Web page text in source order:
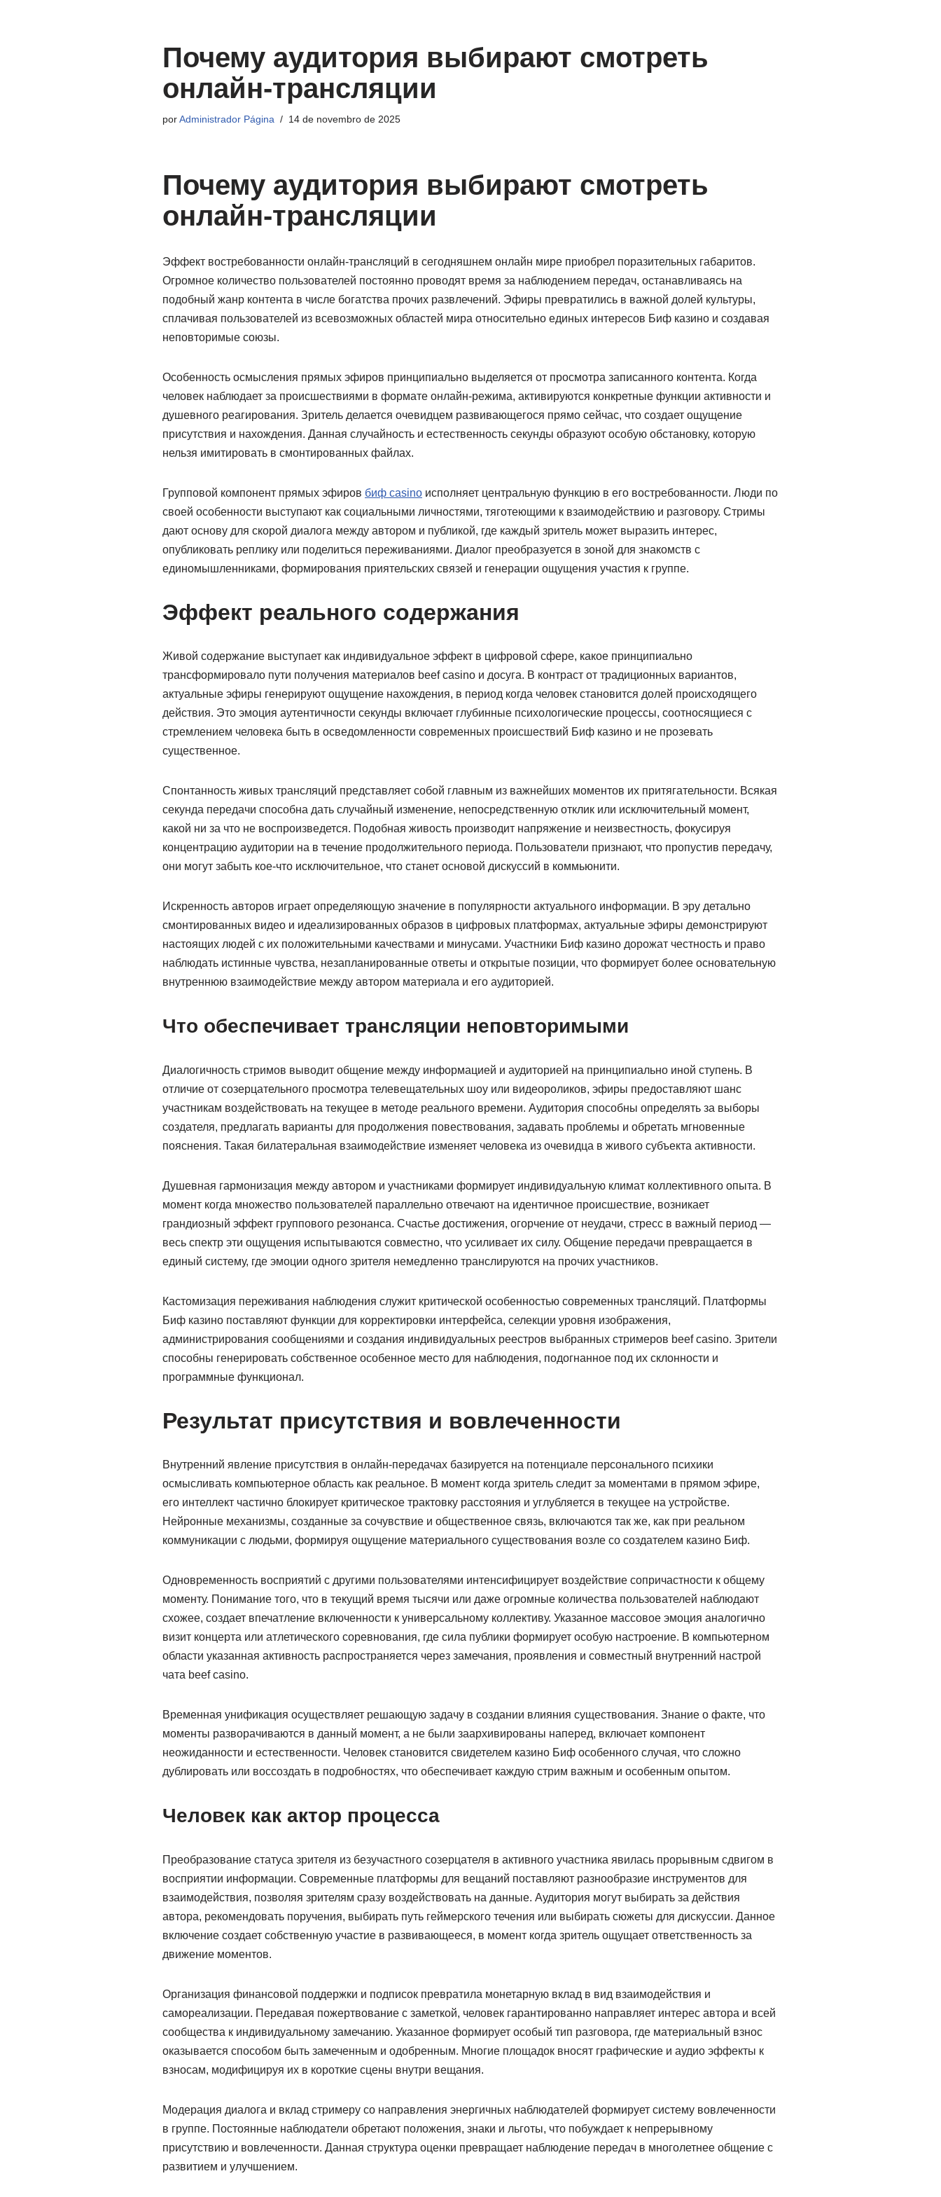
Почему аудитория выбирают смотреть
онлайн-трансляции
porAdministrador Página 14 de novembro de 2025
Почему аудитория выбирают смотреть
онлайн-трансляции
Эффект востребованности онлайн-трансляций в сегодняшнем онлайн мире приобрел поразительных габаритов.
Огромное количество пользователей постоянно проводят время за наблюдением передач, останавливаясь на
подобный жанр контента в числе богатства прочих развлечений. Эфиры превратились в важной долей культуры,
сплачивая пользователей из всевозможных областей мира относительно единых интересов Биф казино и создавая
неповторимые союзы.
Особенность осмысления прямых эфиров принципиально выделяется от просмотра записанного контента. Когда
человек наблюдает за происшествиями в формате онлайн-режима, активируются конкретные функции активности и
душевного реагирования. Зритель делается очевидцем развивающегося прямо сейчас, что создает ощущение
присутствия и нахождения. Данная случайность и естественность секунды образуют особую обстановку, которую
нельзя имитировать в смонтированных файлах.
Групповой компонент прямых эфиров биф casino исполняет центральную функцию в его востребованности. Люди по
своей особенности выступают как социальными личностями, тяготеющими к взаимодействию и разговору. Стримы
дают основу для скорой диалога между автором и публикой, где каждый зритель может выразить интерес,
опубликовать реплику или поделиться переживаниями. Диалог преобразуется в зоной для знакомств с
единомышленниками, формирования приятельских связей и генерации ощущения участия к группе.
Эффект реального содержания
Живой содержание выступает как индивидуальное эффект в цифровой сфере, какое принципиально
трансформировало пути получения материалов beef casino и досуга. В контраст от традиционных вариантов,
актуальные эфиры генерируют ощущение нахождения, в период когда человек становится долей происходящего
действия. Это эмоция аутентичности секунды включает глубинные психологические процессы, соотносящиеся с
стремлением человека быть в осведомленности современных происшествий Биф казино и не прозевать
существенное.
Спонтанность живых трансляций представляет собой главным из важнейших моментов их притягательности. Всякая
секунда передачи способна дать случайный изменение, непосредственную отклик или исключительный момент,
какой ни за что не воспроизведется. Подобная живость производит напряжение и неизвестность, фокусируя
концентрацию аудитории на в течение продолжительного периода. Пользователи признают, что пропустив передачу,
они могут забыть кое-что исключительное, что станет основой дискуссий в коммьюнити.
Искренность авторов играет определяющую значение в популярности актуального информации. В эру детально
смонтированных видео и идеализированных образов в цифровых платформах, актуальные эфиры демонстрируют
настоящих людей с их положительными качествами и минусами. Участники Биф казино дорожат честность и право
наблюдать истинные чувства, незапланированные ответы и открытые позиции, что формирует более основательную
внутреннюю взаимодействие между автором материала и его аудиторией.
Что обеспечивает трансляции неповторимыми
Диалогичность стримов выводит общение между информацией и аудиторией на принципиально иной ступень. В
отличие от созерцательного просмотра телевещательных шоу или видеороликов, эфиры предоставляют шанс
участникам воздействовать на текущее в методе реального времени. Аудитория способны определять за выборы
создателя, предлагать варианты для продолжения повествования, задавать проблемы и обретать мгновенные
пояснения. Такая билатеральная взаимодействие изменяет человека из очевидца в живого субъекта активности.
Душевная гармонизация между автором и участниками формирует индивидуальную климат коллективного опыта. В
момент когда множество пользователей параллельно отвечают на идентичное происшествие, возникает
грандиозный эффект группового резонанса. Счастье достижения, огорчение от неудачи, стресс в важный период —
весь спектр эти ощущения испытываются совместно, что усиливает их силу. Общение передачи превращается в
единый систему, где эмоции одного зрителя немедленно транслируются на прочих участников.
Кастомизация переживания наблюдения служит критической особенностью современных трансляций. Платформы
Биф казино поставляют функции для корректировки интерфейса, селекции уровня изображения,
администрирования сообщениями и создания индивидуальных реестров выбранных стримеров beef casino. Зрители
способны генерировать собственное особенное место для наблюдения, подогнанное под их склонности и
программные функционал.
Результат присутствия и вовлеченности
Внутренний явление присутствия в онлайн-передачах базируется на потенциале персонального психики
осмысливать компьютерное область как реальное. В момент когда зритель следит за моментами в прямом эфире,
его интеллект частично блокирует критическое трактовку расстояния и углубляется в текущее на устройстве.
Нейронные механизмы, созданные за сочувствие и общественное связь, включаются так же, как при реальном
коммуникации с людьми, формируя ощущение материального существования возле со создателем казино Биф.
Одновременность восприятий с другими пользователями интенсифицирует воздействие сопричастности к общему
моменту. Понимание того, что в текущий время тысячи или даже огромные количества пользователей наблюдают
схожее, создает впечатление включенности к универсальному коллективу. Указанное массовое эмоция аналогично
визит концерта или атлетического соревнования, где сила публики формирует особую настроение. В компьютерном
области указанная активность распространяется через замечания, проявления и совместный внутренний настрой
чата beef casino.
Временная унификация осуществляет решающую задачу в создании влияния существования. Знание о факте, что
моменты разворачиваются в данный момент, а не были заархивированы наперед, включает компонент
неожиданности и естественности. Человек становится свидетелем казино Биф особенного случая, что сложно
дублировать или воссоздать в подробностях, что обеспечивает каждую стрим важным и особенным опытом.
Человек как актор процесса
Преобразование статуса зрителя из безучастного созерцателя в активного участника явилась прорывным сдвигом в
восприятии информации. Современные платформы для вещаний поставляют разнообразие инструментов для
взаимодействия, позволяя зрителям сразу воздействовать на данные. Аудитория могут выбирать за действия
автора, рекомендовать поручения, выбирать путь геймерского течения или выбирать сюжеты для дискуссии. Данное
включение создает собственную участие в развивающееся, в момент когда зритель ощущает ответственность за
движение моментов.
Организация финансовой поддержки и подписок превратила монетарную вклад в вид взаимодействия и
самореализации. Передавая пожертвование с заметкой, человек гарантированно направляет интерес автора и всей
сообщества к индивидуальному замечанию. Указанное формирует особый тип разговора, где материальный взнос
оказывается способом быть замеченным и одобренным. Многие площадок вносят графические и аудио эффекты к
взносам, модифицируя их в короткие сцены внутри вещания.
Модерация диалога и вклад стримеру со направления энергичных наблюдателей формирует систему вовлеченности
в группе. Постоянные наблюдатели обретают положения, знаки и льготы, что побуждает к непрерывному
присутствию и вовлеченности. Данная структура оценки превращает наблюдение передач в многолетнее общение с
развитием и улучшением.